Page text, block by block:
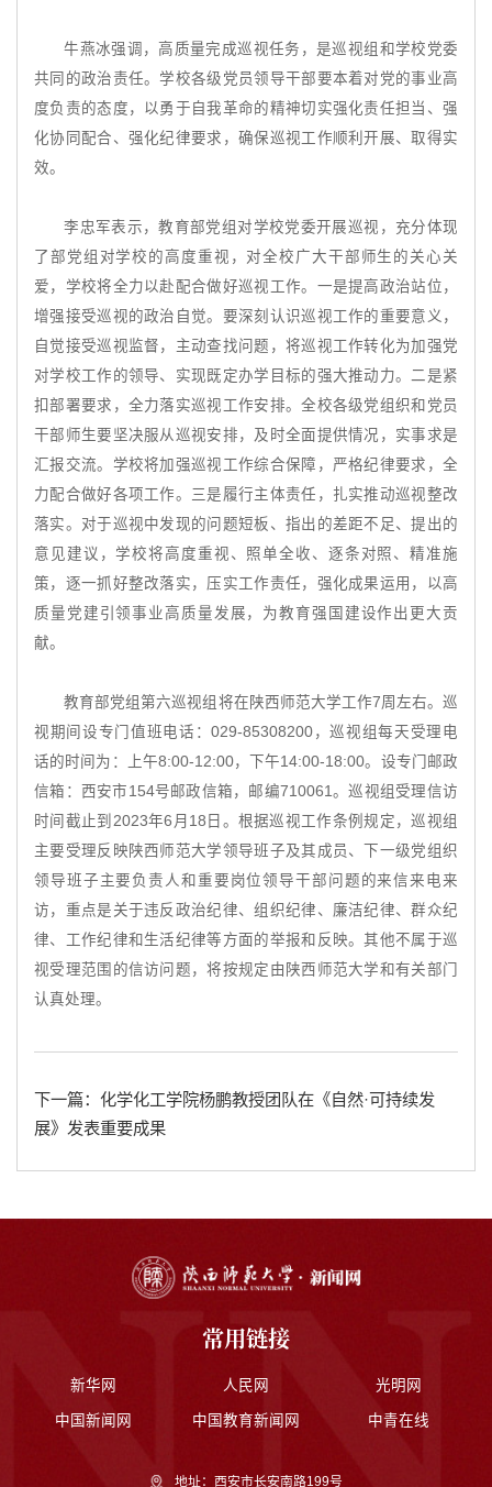
牛燕冰强调，高质量完成巡视任务，是巡视组和学校党委
共同的政治责任。学校各级党员领导干部要本着对党的事业高
度负责的态度，以勇于自我革命的精神切实强化责任担当、强
化协同配合、强化纪律要求，确保巡视工作顺利开展、取得实
效。
李忠军表示，教育部党组对学校党委开展巡视，充分体现
了部党组对学校的高度重视，对全校广大干部师生的关心关
爱，学校将全力以赴配合做好巡视工作。一是提高政治站位，
增强接受巡视的政治自觉。要深刻认识巡视工作的重要意义，
自觉接受巡视监督，主动查找问题，将巡视工作转化为加强党
对学校工作的领导、实现既定办学目标的强大推动力。二是紧
扣部署要求，全力落实巡视工作安排。全校各级党组织和党员
干部师生要坚决服从巡视安排，及时全面提供情况，实事求是
汇报交流。学校将加强巡视工作综合保障，严格纪律要求，全
力配合做好各项工作。三是履行主体责任，扎实推动巡视整改
落实。对于巡视中发现的问题短板、指出的差距不足、提出的
意见建议，学校将高度重视、照单全收、逐条对照、精准施
策，逐一抓好整改落实，压实工作责任，强化成果运用，以高
质量党建引领事业高质量发展，为教育强国建设作出更大贡
献。
教育部党组第六巡视组将在陕西师范大学工作7周左右。巡
视期间设专门值班电话：029-85308200，巡视组每天受理电
话的时间为：上午8:00-12:00，下午14:00-18:00。设专门邮政
信箱：西安市154号邮政信箱，邮编710061。巡视组受理信访
时间截止到2023年6月18日。根据巡视工作条例规定，巡视组
主要受理反映陕西师范大学领导班子及其成员、下一级党组织
领导班子主要负责人和重要岗位领导干部问题的来信来电来
访，重点是关于违反政治纪律、组织纪律、廉洁纪律、群众纪
律、工作纪律和生活纪律等方面的举报和反映。其他不属于巡
视受理范围的信访问题，将按规定由陕西师范大学和有关部门
认真处理。
下一篇：化学化工学院杨鹏教授团队在《自然·可持续发
展》发表重要成果
常用链接
新华网 人民网 光明网
中国新闻网 中国教育新闻网 中青在线
地址：西安市长安南路199号